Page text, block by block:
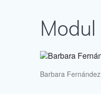
Modul
Barbara Fernández